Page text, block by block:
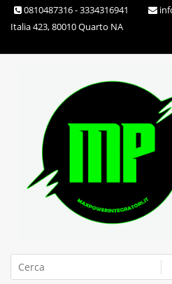
Skip 0810487316 - 3334316941
Italia 423, 80010 Quarto NA
Max Power